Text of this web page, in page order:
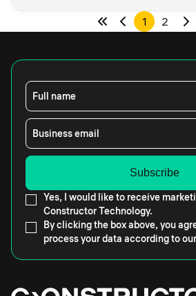
1 2
Full name
Business email
Yes, I would like to receive
Constructor Technology.
By clicking the box above, you
process your data according to our